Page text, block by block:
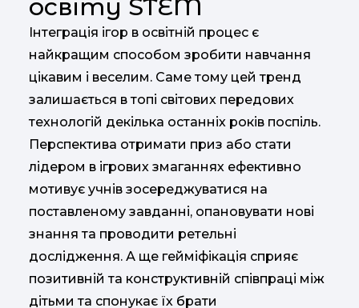
освіту STEM
Інтеграція ігор в освітній процес є
найкращим способом зробити навчання
цікавим і веселим. Саме тому цей тренд
залишається в топі світових передових
технологій декілька останніх років поспіль.
Перспектива отримати приз або стати
лідером в ігрових змаганнях ефективно
мотивує учнів зосереджуватися на
поставленому завданні, опановувати нові
знання та проводити ретельні
дослідження. А ще гейміфікація сприяє
позитивній та конструктивній співпраці між
дітьми та спонукає їх брати